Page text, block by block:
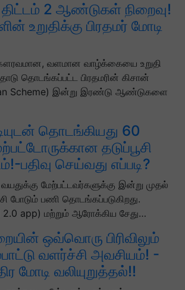
திட்டம் 2 ஆண்டுகள் நிறைவு!
உறுதிக்கு பிரதமர் மோடி
வளமான வாழ்க்கையை உறுதி
தொடங்கப்பட்ட பிரதமரின் கிசான்
Scheme) இன்று இரண்டு ஆண்டுகளை
தொடங்கியது 60
தடுப்பூசி
பதிவு செய்வது எப்படி?
வயதுக்கு மேற்பட்டவர்களுக்கு இன்று முதல்
போடும் பணி தொடங்கப்படுகிறது.
app) மற்றும் ஆரோக்கிய சேது…
ஒவ்வொரு பிரிவிலும்
வளர்ச்சி அவசியம்! -
மோடி வலியுறுத்தல்!!